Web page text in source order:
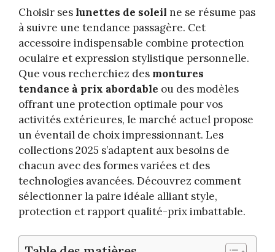
Choisir seslunettes de soleil ne se résume pas
à suivre une tendance passagère. Cet
accessoire indispensable combine protection
oculaire et expression stylistique personnelle.
Que vous recherchiez des montures
tendance à prix abordable ou des modèles
offrant une protection optimale pour vos
activités extérieures, le marché actuel propose
un éventail de choix impressionnant. Les
collections 2025 s’adaptent aux besoins de
chacun avec des formes variées et des
technologies avancées. Découvrez comment
sélectionner la paire idéale alliant style,
protection et rapport qualité-prix imbattable.